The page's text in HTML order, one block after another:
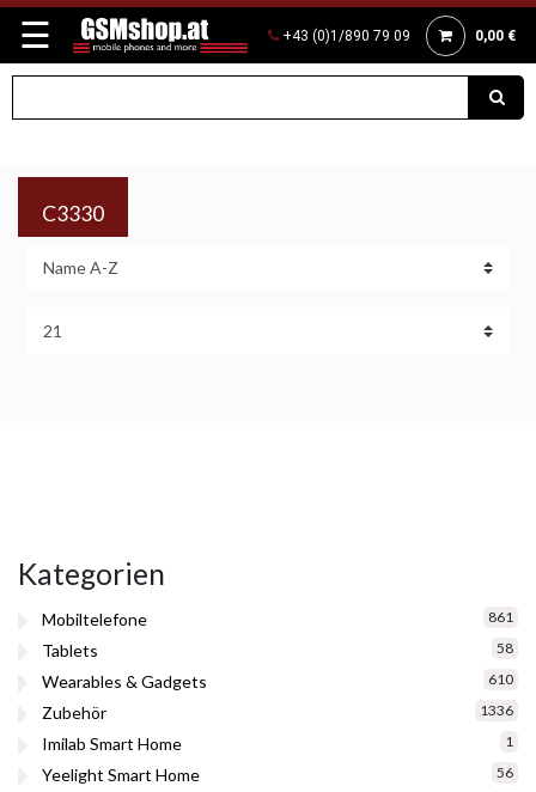
☰ +43 (0)1/890 79 09 0,00 €
C3330
Kategorien
Mobiltelefone 861
Tablets 58
Wearables & Gadgets 610
Zubehör 1336
Imilab Smart Home 1
Yeelight Smart Home 56